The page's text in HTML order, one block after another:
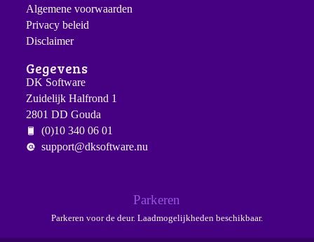
Algemene voorwaarden
Privacy beleid
Disclaimer
Gegevens
DK Software
Zuidelijk Halfrond 1
2801 DD Gouda
(0)10 340 06 01
support@dksoftware.nu
Parkeren
Parkeren voor de deur. Laadmogelijkheden beschikbaar.